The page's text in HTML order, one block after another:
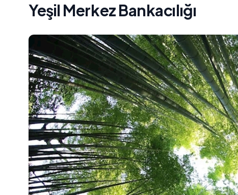
Yeşil Merkez Bankacılığı